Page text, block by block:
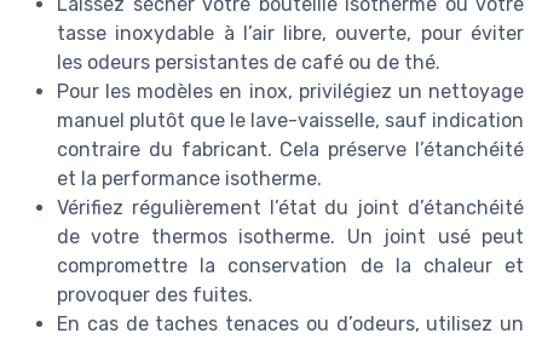
tasse inoxydable à l’air libre, ouverte, pour éviter
les odeurs persistantes de café ou de thé.
Pour les modèles en inox, privilégiez un nettoyage
manuel plutôt que le lave-vaisselle, sauf indication
contraire du fabricant. Cela préserve l’étanchéité
et la performance isotherme.
Vérifiez régulièrement l’état du joint d’étanchéité
de votre thermos isotherme. Un joint usé peut
compromettre la conservation de la chaleur et
provoquer des fuites.
En cas de taches tenaces ou d’odeurs, utilisez un